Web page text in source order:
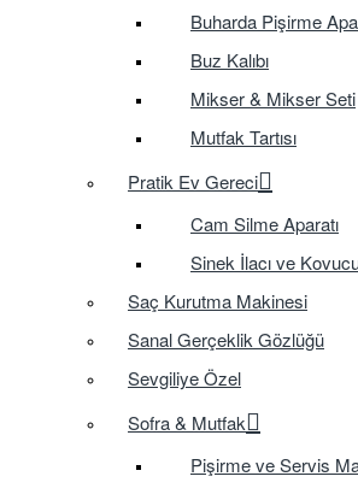
Buharda Pişirme
Buz Kalıbı
Mikser & Mikser Seti
Mutfak Tartısı
Pratik Ev Gereci
Cam Silme Aparatı
Sinek İlacı ve
Saç Kurutma Makinesi
Sanal Gerçeklik Gözlüğü
Sevgiliye Özel
Sofra & Mutfak
Pişirme ve Servis